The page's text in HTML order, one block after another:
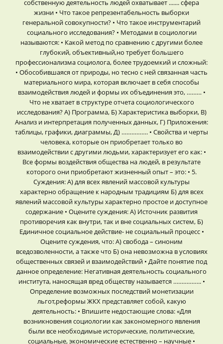
собственную деятельность людей охватывает ....... сфера
жизни • Что такое репрезентабельность выборки
генеральной совокупности? • Что такое инструментарий
социального исследования? • Методами в социологии
называются: • Какой метод по сравнению с другими более
глубокий, объективный,но требует большего
профессионализма социолога, более трудоемкий и сложный:
• Обособившаяся от природы, но тесно с ней связанная часть
материального мира, которая включает в себя способы
взаимодействия людей и формы их объединения это, ……… •
Что не хватает в структуре отчета социологического
исследования? А) Программа, Б) Характеристика выборки, В)
Анализ и интерпретация полученных данных, Г) Приложения:
таблицы, графики, диаграммы, Д) ……………. • Свойства и черты
человека, которые он приобретает только во
взаимодействии с другими людьми, характеризует его как: •
Все формы воздействия общества на людей, в результате
которого они приобретают жизненный опыт – это: • 5.
Суждения: А) для всех явлений массовой культуры
характерно обращение к народным традициям Б) для всех
явлений массовой культуры характерно простое и доступное
содержание • Оцените суждения: А) Источник развития
противоречия как внутри, так и вне социальных систем, Б)
Единичное социальное действие- не социальный процесс •
Оцените суждения, что: А) свобода – синоним
вседозволенности, а также что Б) она невозможна в условиях
общественных связей и взаимодействий • Дайте понятие под
данное определение: Негативная деятельность социального
института, наносящая вред обществу называется …………….. •
Определение возможных последствий монетизации
льгот,реформы ЖКХ представляет собой, какую
деятельность: • Впишите недостающие слова: «Для
возникновения социологии как закономерного явления
были все необходимые исторические, политические,
социальные, экономические естественно – научные •